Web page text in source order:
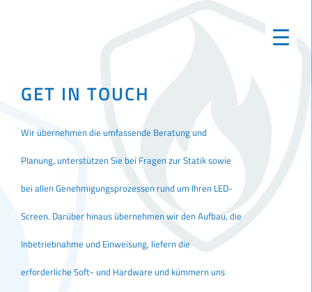
GET IN TOUCH
Wir übernehmen die umfassende Beratung und
Planung, unterstützen Sie bei Fragen zur Statik sowie
bei allen Genehmigungsprozessen rund um Ihren LED-
Screen. Darüber hinaus übernehmen wir den Aufbau, die
Inbetriebnahme und Einweisung, liefern die
erforderliche Soft- und Hardware und kümmern uns